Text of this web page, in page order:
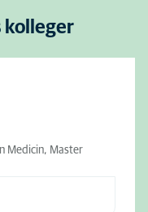
kolleger
Medicin, Master